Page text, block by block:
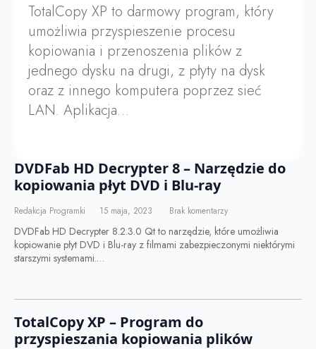
TotalCopy XP to darmowy program, który
umożliwia przyspieszenie procesu
kopiowania i przenoszenia plików z
jednego dysku na drugi, z płyty na dysk
oraz z innego komputera poprzez sieć
LAN. Aplikacja…
DVDFab HD Decrypter 8 – Narzędzie do
kopiowania płyt DVD i Blu-ray
Redakcja Programki 15 maja, 2023 Brak komentarzy
DVDFab HD Decrypter 8.2.3.0 Qt to narzędzie, które umożliwia
kopiowanie płyt DVD i Blu-ray z filmami zabezpieczonymi niektórymi
starszymi systemami.…
TotalCopy XP – Program do
przyspieszania kopiowania plików